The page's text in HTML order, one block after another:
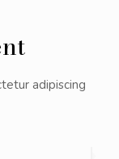
adipiscing